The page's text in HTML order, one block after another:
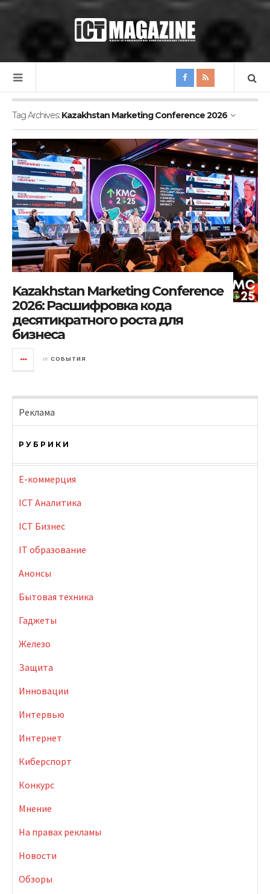
Tag Archives: Kazakhstan Marketing Conference 2026
Kazakhstan Marketing Conference
2026: Расшифровка кода
десятикратного роста для
бизнеса
in СОБЫТИЯ
Реклама
РУБРИКИ
E-коммерция
ICT Аналитика
ICT Бизнес
IT образование
Анонсы
Бытовая техника
Гаджеты
Железо
Защита
Инновации
Интервью
Интернет
Киберспорт
Конкурс
Мнение
На правах рекламы
Новости
Обзоры